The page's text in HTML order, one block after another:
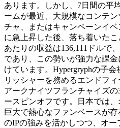
あります。しかし、7日間の平
ームが最近、大規模なコンテ
チャ、またはキャンペーンイ
に急上昇した後、落ち着いた
あたりの収益は136,111ドルで
であり、この勢いが強力な課
けています。Hypergryphの子
リッシャーを務めるエンドフ
アークナイツフランチャイズ
ースピンオフです。日本では
巨大で熱心なファンベースが
のIPの強みを活かしつつ、オ